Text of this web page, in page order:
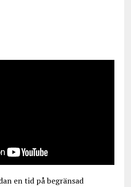
en tid på begränsad